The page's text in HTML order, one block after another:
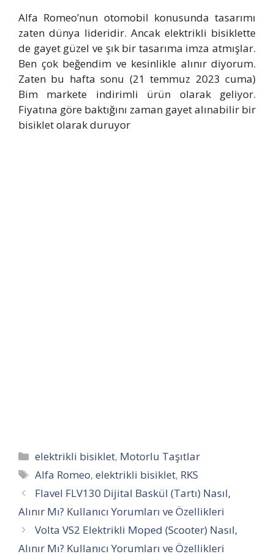
Alfa Romeo’nun otomobil konusunda tasarımı
zaten dünya lideridir. Ancak elektrikli bisiklette
de gayet güzel ve şık bir tasarıma imza atmışlar.
Ben çok beğendim ve kesinlikle alınır diyorum.
Zaten bu hafta sonu (21 temmuz 2023 cuma)
Bim markete indirimli ürün olarak geliyor.
Fiyatına göre baktığını zaman gayet alınabilir bir
bisiklet olarak duruyor
Kategoriler
elektrikli bisiklet, Motorlu Taşıtlar
Etiketler
Alfa Romeo,elektrikli bisiklet, RKS
Flavel FLV130 Dijital Baskül (Tartı) Nasıl,
Alınır Mı? Kullanıcı Yorumları ve Özellikleri
Volta VS2 Elektrikli Moped (Scooter) Nasıl,
Alınır Mı? Kullanıcı Yorumları ve Özellikleri